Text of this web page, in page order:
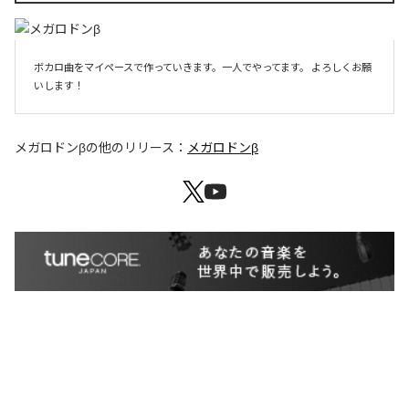
ボカロ曲をマイペースで作っていきます。一人でやってます。 よろしくお願
いします！
メガロドンβの他のリリース： メガロドンβ